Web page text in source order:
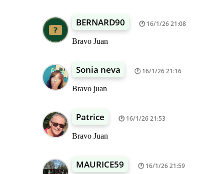
BERNARD90 16/1/26 21:08
Bravo Juan
Sonia neva 16/1/26 21:16
Bravo juan
Patrice 16/1/26 21:53
Bravo Juan
MAURICE59 16/1/26 21:59